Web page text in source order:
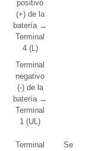
positivo
(+) de la
batería →
Terminal
4 (L)
Terminal
negativo
(-) de la
batería →
Terminal
1 (UL)
Terminal
Se